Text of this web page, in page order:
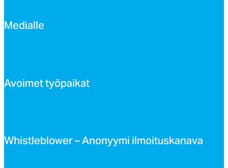
Me­dial­le
Avoi­met työ­pai­kat
Whist­leb­lo­wer – Ano­nyy­mi il­moi­tus­ka­na­va